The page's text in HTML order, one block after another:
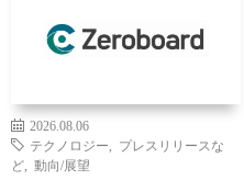
2026.08.06
テクノロジー
プレスリリースな
ど
動向/展望